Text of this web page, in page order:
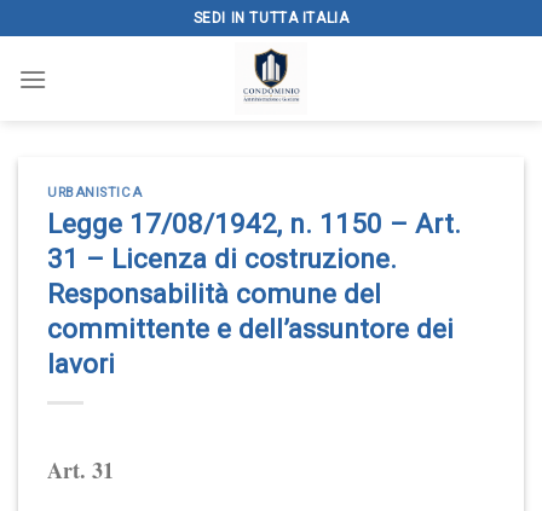
to
content
SEDI IN TUTTA ITALIA
URBANISTICA
Legge 17/08/1942, n. 1150 – Art.
31 – Licenza di costruzione.
Responsabilità comune del
committente e dell’assuntore dei
lavori
Art. 31